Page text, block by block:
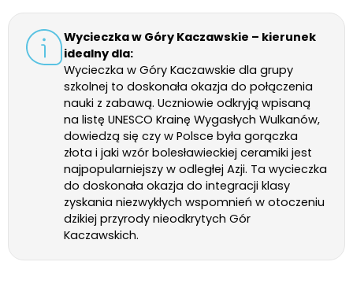
Wycieczka w Góry Kaczawskie – kierunek
idealny dla:
Wycieczka w Góry Kaczawskie dla grupy
szkolnej to doskonała okazja do połączenia
nauki z zabawą. Uczniowie odkryją wpisaną
na listę UNESCO Krainę Wygasłych Wulkanów,
dowiedzą się czy w Polsce była gorączka
złota i jaki wzór bolesławieckiej ceramiki jest
najpopularniejszy w odległej Azji. Ta wycieczka
do doskonała okazja do integracji klasy
zyskania niezwykłych wspomnień w otoczeniu
dzikiej przyrody nieodkrytych Gór
Kaczawskich.